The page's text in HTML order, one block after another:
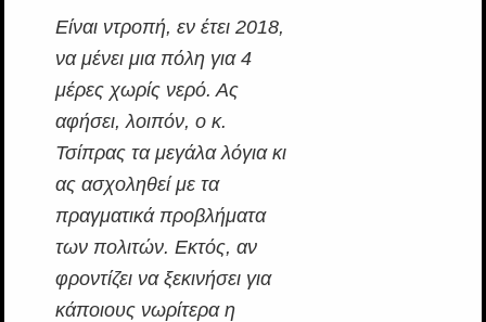
Είναι ντροπή, εν έτει 2018,
να μένει μια πόλη για 4
μέρες χωρίς νερό. Ας
αφήσει, λοιπόν, ο κ.
Τσίπρας τα μεγάλα λόγια κι
ας ασχοληθεί με τα
πραγματικά προβλήματα
των πολιτών. Εκτός, αν
φροντίζει να ξεκινήσει για
κάποιους νωρίτερα η